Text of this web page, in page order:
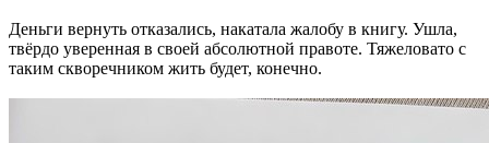
Деньги вернуть отказались, накатала жалобу в книгу. Ушла,
твёрдо уверенная в своей абсолютной правоте. Тяжеловато с
таким скворечником жить будет, конечно.